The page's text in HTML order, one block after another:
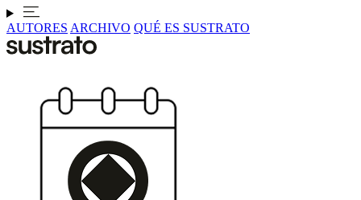
AUTORES ARCHIVO QUÉ ES SUSTRATO